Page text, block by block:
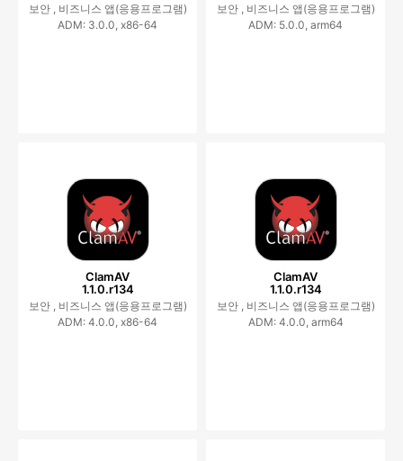
보안 , 비즈니스 앱(응용프로그램)
ADM: 3.0.0, x86-64
보안 , 비즈니스 앱(응용프로그램)
ADM: 5.0.0, arm64
ClamAV
1.1.0.r134
보안 , 비즈니스 앱(응용프로그램)
ADM: 4.0.0, x86-64
ClamAV
1.1.0.r134
보안 , 비즈니스 앱(응용프로그램)
ADM: 4.0.0, arm64